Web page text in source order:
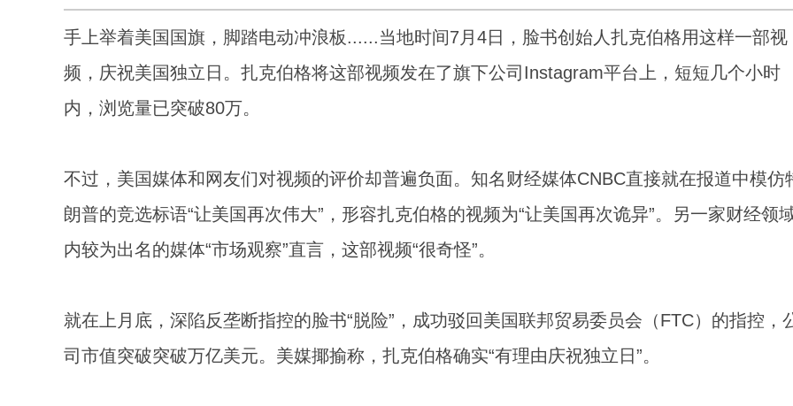
手上举着美国国旗，脚踏电动冲浪板......当地时间7月4日，脸书创始人扎克伯格用这样一部视
频，庆祝美国独立日。扎克伯格将这部视频发在了旗下公司Instagram平台上，短短几个小时
内，浏览量已突破80万。
不过，美国媒体和网友们对视频的评价却普遍负面。知名财经媒体CNBC直接就在报道中模仿
朗普的竞选标语“让美国再次伟大”，形容扎克伯格的视频为“让美国再次诡异”。另一家财经领
内较为出名的媒体“市场观察”直言，这部视频“很奇怪”。
就在上月底，深陷反垄断指控的脸书“脱险”，成功驳回美国联邦贸易委员会（FTC）的指控，
司市值突破突破万亿美元。美媒揶揄称，扎克伯格确实“有理由庆祝独立日”。